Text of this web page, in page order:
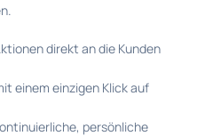
direkt an die Kunden
einem einzigen Klick auf
persönliche